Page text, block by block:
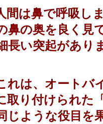
間は鼻で呼吸し
鼻の奥を良く見
長い突起があり
れは、オートバ
取り付けられた
じような役目を